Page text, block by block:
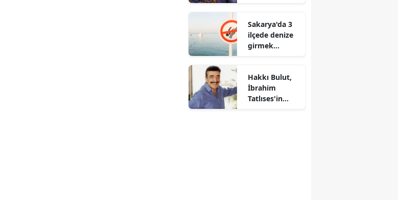
Bebeğini
dünyaya
getirdi
Sakarya'da 3
ilçede denize
girmek
Hakkı Bulut,
İbrahim
Tatlıses'in